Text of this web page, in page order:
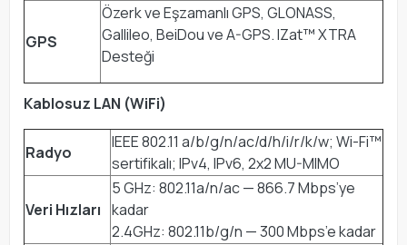
GPS
Özerk ve Eşzamanlı GPS, GLONASS,
Gallileo, BeiDou ve A-GPS. IZat™ XTRA
Desteği
Kablosuz LAN (WiFi)
Radyo
IEEE 802.11 a/b/g/n/ac/d/h/i/r/k/w; Wi-Fi™
sertifikalı; IPv4, IPv6, 2x2 MU-MIMO
Veri Hızları
5 GHz: 802.11a/n/ac — 866.7 Mbps’ye
kadar
2.4GHz: 802.11b/g/n — 300 Mbps’e kadar